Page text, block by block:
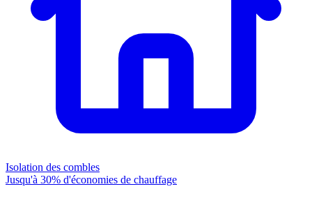
Isolation des combles
Jusqu'à 30% d'économies de chauffage